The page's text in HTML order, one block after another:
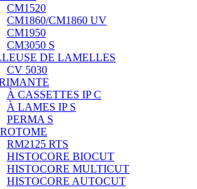
CM1520
CM1860/CM1860 UV
CM1950
CM3050 S
DE LAMELLES
CV 5030
À CASSETTES IP C
À LAMES IP S
PERMA S
RM2125 RTS
HISTOCORE BIOCUT
HISTOCORE MULTICUT
HISTOCORE AUTOCUT